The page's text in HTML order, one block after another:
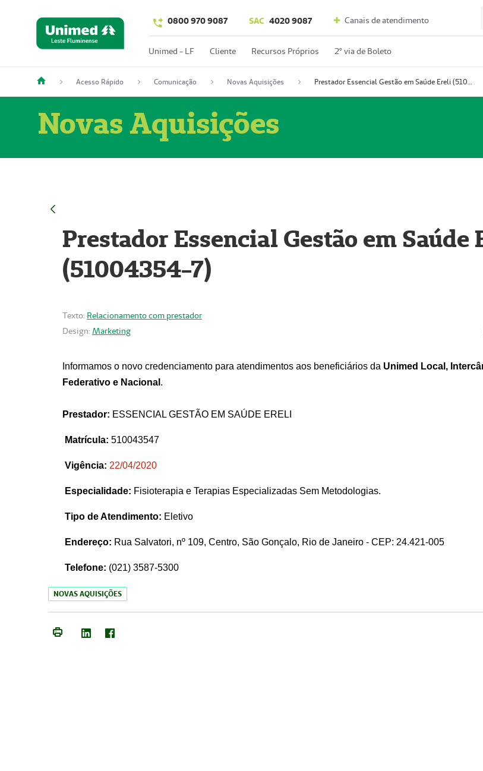
0800 970 9087 SAC 4020 9087 Canais de atendimento
Unimed - LF Cliente Recursos Próprios 2º via de Boleto
Acesso Rápido Comunicação Novas Aquisições Prestador Essencial Gestão em Saúde Ereli (51004354-7)
Novas Aquisições
Prestador Essencial Gestão em Saúde
(51004354-7)
Texto: Relacionamento com prestador
Design: Marketing
Informamos o novo credenciamento para atendimentos aos beneficiários da Unimed Local,
Federativo e Nacional .
Prestador: ESSENCIAL GESTÃO EM SAÚDE ERELI
Matrícula: 510043547
Vigência: 22/04/2020
Especialidade: Fisioterapia e Terapias Especializadas Sem Metodologias.
Tipo de Atendimento: Eletivo
Endereço: Rua Salvatori, nº 109, Centro, São Gonçalo, Rio de Janeiro - CEP: 24.421-005
Telefone: (021) 3587-5300
NOVAS AQUISIÇÕES